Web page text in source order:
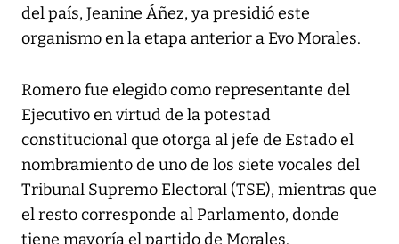
del país, Jeanine Áñez, ya presidió este
organismo en la etapa anterior a Evo Morales.
Romero fue elegido como representante del
Ejecutivo en virtud de la potestad
constitucional que otorga al jefe de Estado el
nombramiento de uno de los siete vocales del
Tribunal Supremo Electoral (TSE), mientras que
el resto corresponde al Parlamento, donde
tiene mayoría el partido de Morales.